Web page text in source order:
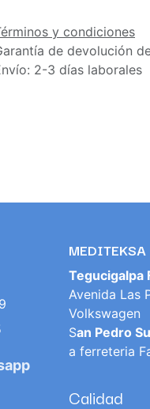
y condiciones
de devolución
2-3 días laborales
MEDITEKSA
Tegucigalpa
Avenida Las
Volkswagen
San Pedro
a ferreteria
Calidad